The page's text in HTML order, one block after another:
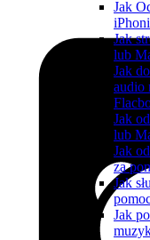
Jak
Jak
lub
Jak
audio
Jak
lub
Jak
za
Jak
Jak